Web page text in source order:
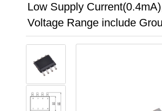
Low Supply
Voltage Range include